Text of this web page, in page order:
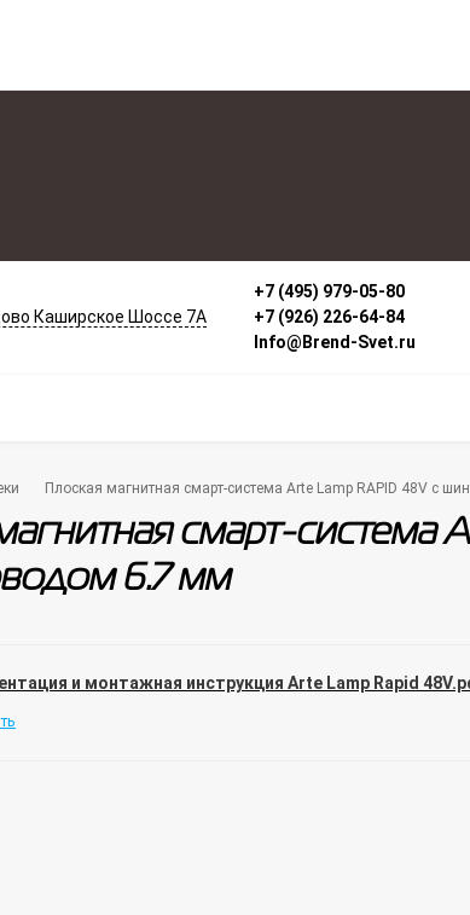
Каширское Шоссе 7А
+7 (495) 979-05-80
+7 (926) 226-64-84
Info@Brend-Svet.ru
Плоская магнитная смарт-система Arte Lamp RAPID 48V с
смарт-система
6.7 мм
и монтажная инструкция Arte Lamp Rapid